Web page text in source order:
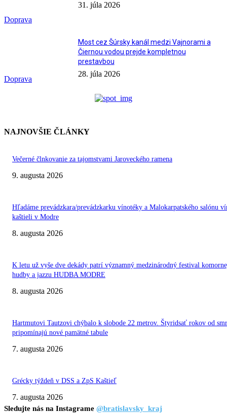
Doprava
31. júla 2026
Doprava
Most cez Šúrsky kanál medzi Vajnorami a
Čiernou vodou prejde kompletnou
prestavbou
28. júla 2026
NAJNOVŠIE ČLÁNKY
Večerné člnkovanie za tajomstvami Jaroveckého ramena
9. augusta 2026
Hľadáme prevádzkara/prevádzkarku vínotéky a Malokarpatského salónu
kaštieli v Modre
8. augusta 2026
K letu už vyše dve dekády patrí významný medzinárodný festival
hudby a jazzu HUDBA MODRE
8. augusta 2026
Hartmutovi Tautzovi chýbalo k slobode 22 metrov. Štyridsať rokov od
pripomínajú nové pamätné tabule
7. augusta 2026
Grécky týždeň v DSS a ZpS Kaštieľ
7. augusta 2026
Sledujte nás na Instagrame @bratislavsky_kraj